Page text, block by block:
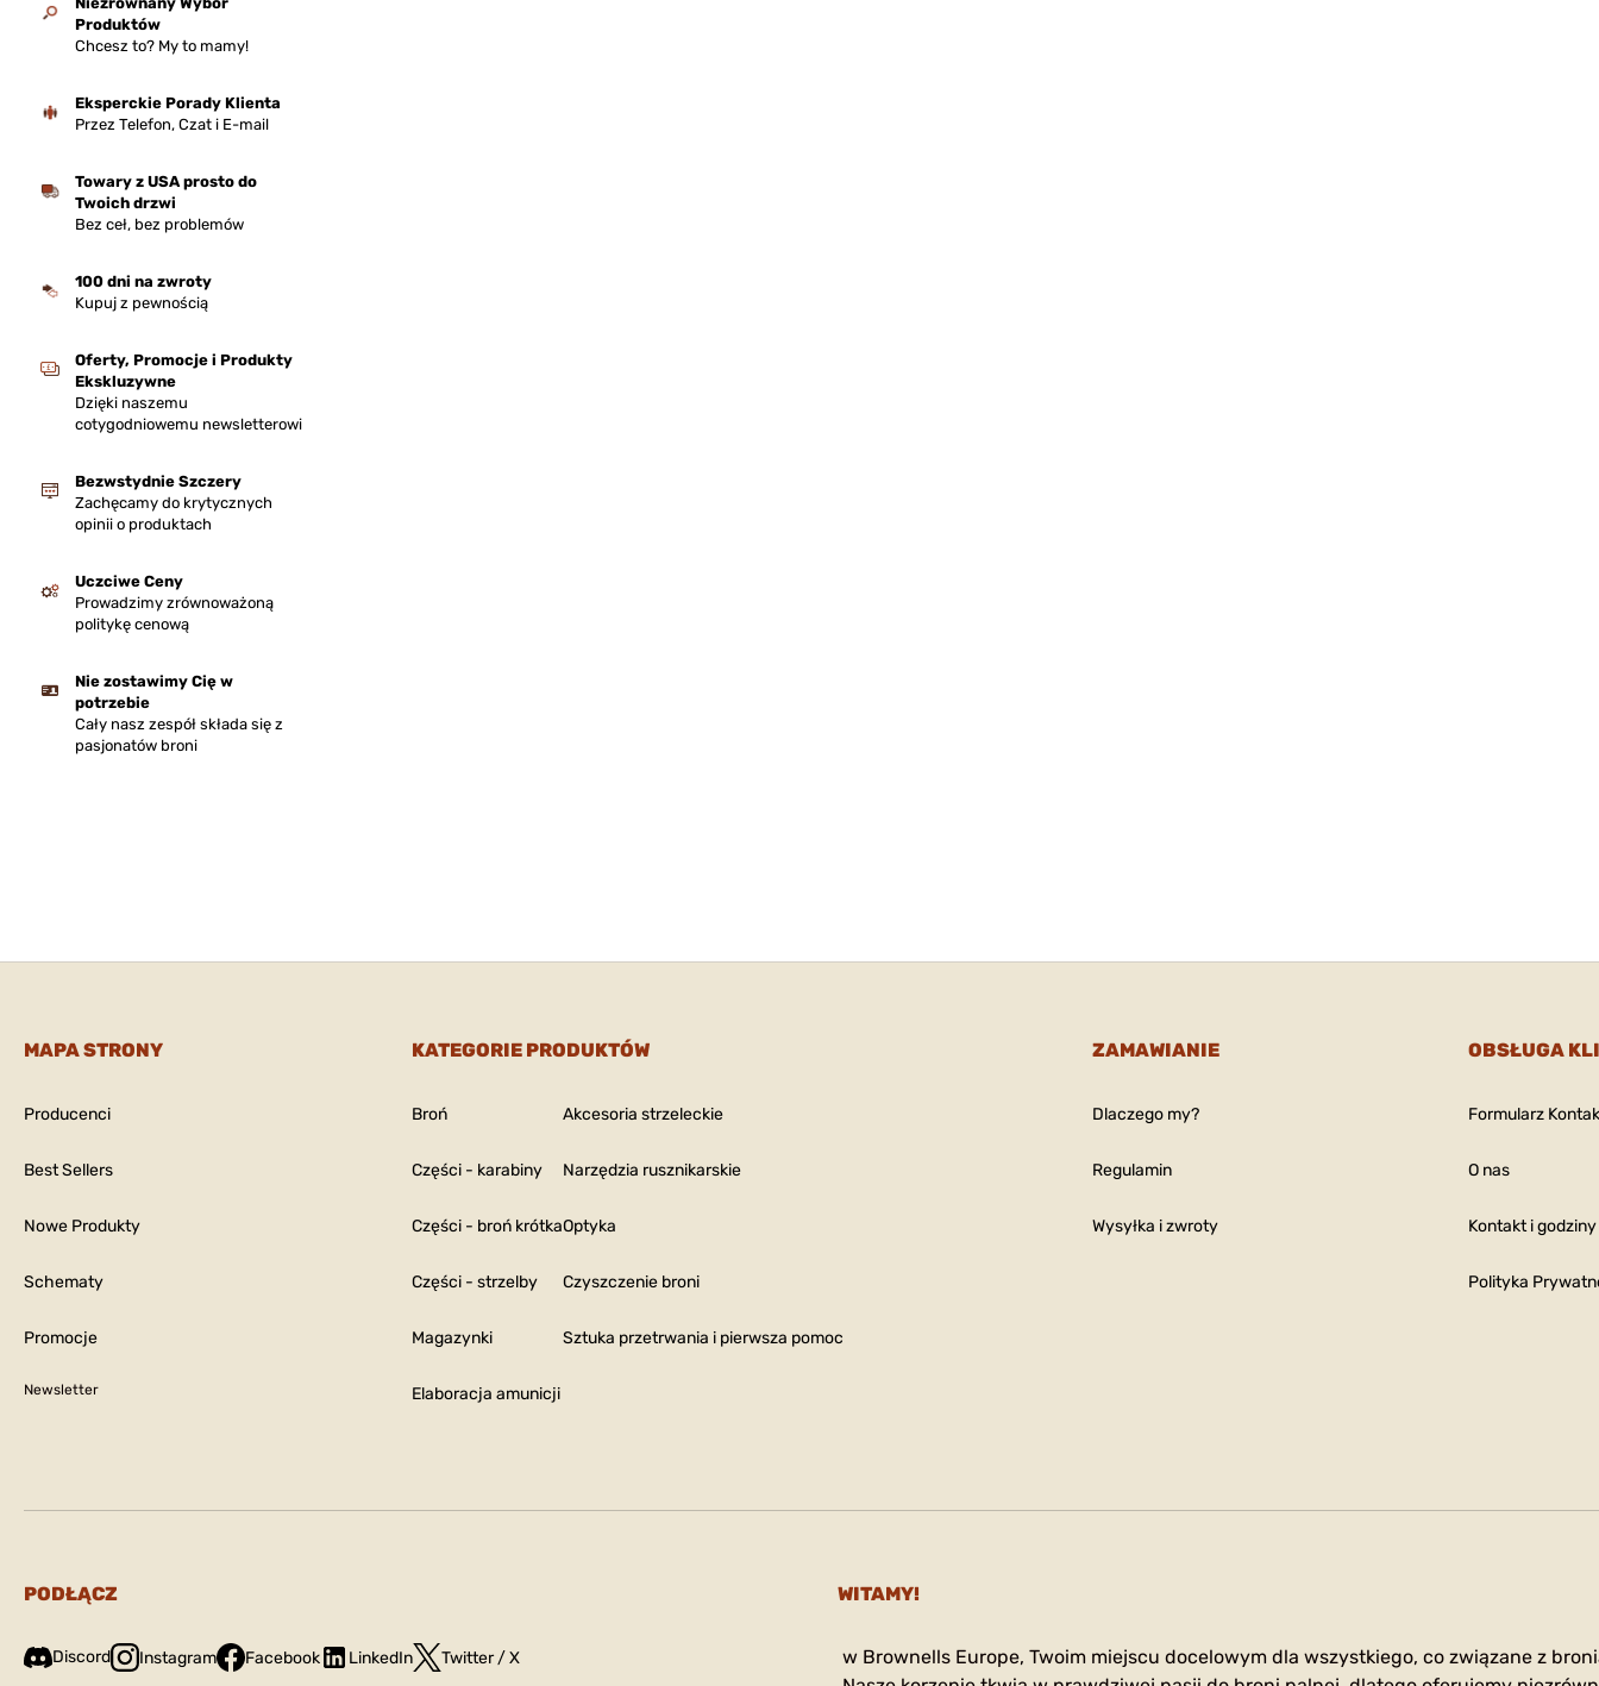
Produktów
Chcesz to? My to mamy!
Eksperckie Porady Klienta
Przez Telefon, Czat i E-mail
Towary z USA prosto do
Twoich drzwi
Bez ceł, bez problemów
100 dni na zwroty
Kupuj z pewnością
Oferty, Promocje i Produkty
Ekskluzywne
Dzięki naszemu
cotygodniowemu newsletterowi
Bezwstydnie Szczery
Zachęcamy do krytycznych
opinii o produktach
Uczciwe Ceny
Prowadzimy zrównoważoną
politykę cenową
Nie zostawimy Cię w
potrzebie
Cały nasz zespół składa się z
pasjonatów broni
MAPA STRONY
Producenci
Best Sellers
Nowe Produkty
Schematy
Promocje
Newsletter
KATEGORIE PRODUKTÓW
Broń
Części - karabiny
Części - broń krótka
Części - strzelby
Magazynki
Elaboracja amunicji
Akcesoria strzeleckie
Narzędzia rusznikarskie
Optyka
Czyszczenie broni
Sztuka przetrwania i pierwsza pomoc
ZAMAWIANIE
Dlaczego my?
Regulamin
Wysyłka i zwroty
OBSŁUGA
Formularz
O nas
Kontakt i
Polityka
PODŁĄCZ
Discord Instagram Facebook LinkedIn Twitter / X
WITAMY!
w Brownells Europe, Twoim miejscu docelowym dla wszystkiego, co związane z